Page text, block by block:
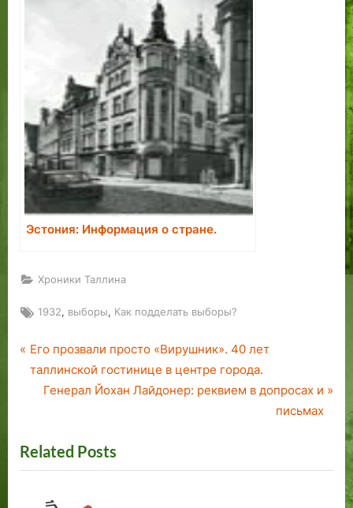
Эстония: Информация о стране.
Хроники Таллина
Tags:
1932, выборы, Как подделать выборы?
Навигация
по
P
r
o
u
Его прозвали просто «Вирушник». 40 лет
таллинской гостинице в центре города.
N
t
P
Генерал Йохан Лайдонер: реквием в допросах и
письмах
Related Posts